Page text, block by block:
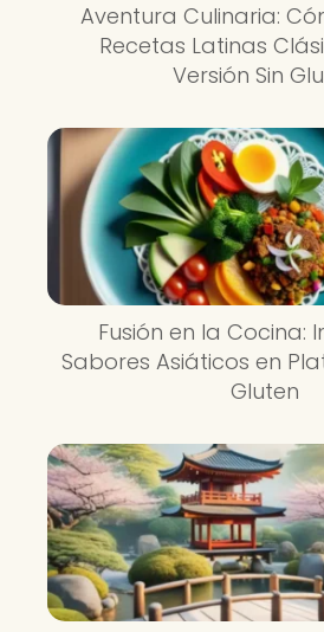
Aventura Culinaria:
Recetas Latinas
Versión Sin
Fusión en la Cocina:
Sabores Asiáticos en
Gluten